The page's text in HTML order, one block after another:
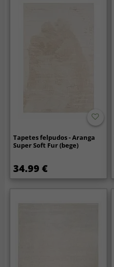
Tapetes felpudos - Aranga
Super Soft Fur (bege)
34.99 €